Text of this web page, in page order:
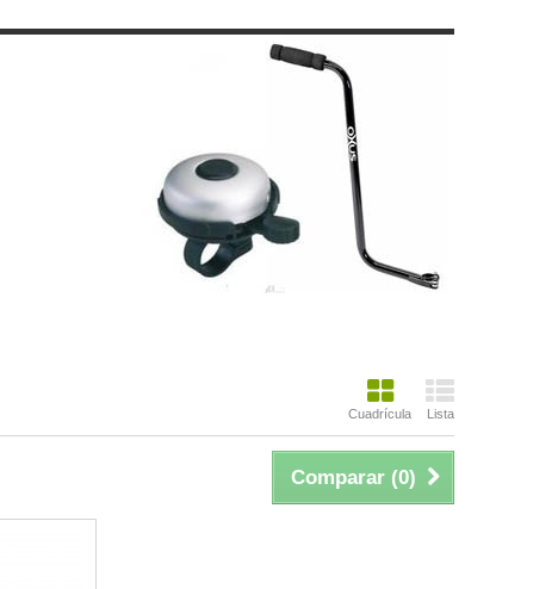
Cuadrícula Lista
Comparar (0)